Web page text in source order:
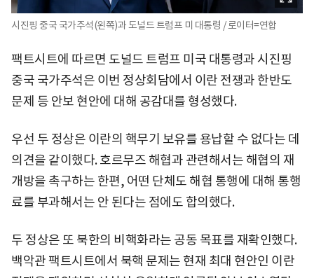
시진핑 중국 국가주석(왼쪽)과 도널드 트럼프 미 대통령 / 로이터=연합
팩트시트에 따르면 도널드 트럼프 미국 대통령과 시진핑
중국 국가주석은 이번 정상회담에서 이란 전쟁과 한반도
문제 등 안보 현안에 대해 공감대를 형성했다.
우선 두 정상은 이란의 핵무기 보유를 용납할 수 없다는 데
의견을 같이했다. 호르무즈 해협과 관련해서는 해협의 재
개방을 촉구하는 한편, 어떤 단체도 해협 통행에 대해 통행
료를 부과해서는 안 된다는 점에도 합의했다.
두 정상은 또 북한의 비핵화라는 공동 목표를 재확인했다.
백악관 팩트시트에서 북핵 문제는 현재 최대 현안인 이란